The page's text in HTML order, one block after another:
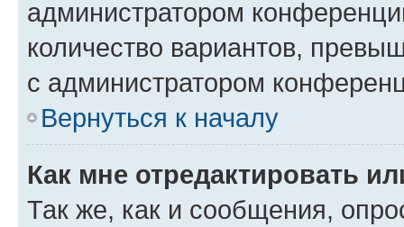
администратором
количество вариантов,
с администратором
Вернуться к началу
Как мне отредактировать
Так же, как и сообщения,